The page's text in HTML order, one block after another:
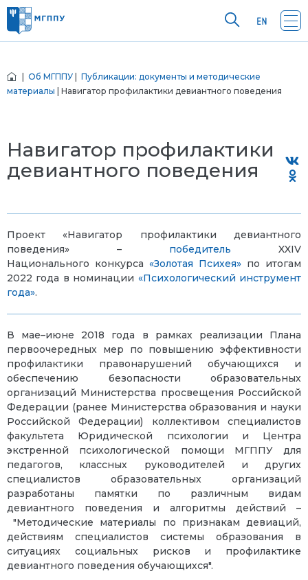
Об МГППУ
Публикации: документы и методические
материалы | Навигатор профилактики девиантного поведения
Навигатор профилактики
девиантного поведения
Проект «Навигатор профилактики девиантного
поведения» – победитель XXIV
Национального конкурса «Золотая Психея» по итогам
2022 года в номинации «Психологический инструмент
года».
В мае–июне 2018 года в рамках реализации Плана
первоочередных мер по повышению эффективности
профилактики правонарушений обучающихся и
обеспечению безопасности образовательных
организаций Министерства просвещения Российской
Федерации (ранее Министерства образования и науки
Российской Федерации) коллективом специалистов
факультета Юридической психологии и Центра
экстренной психологической помощи МГППУ для
педагогов, классных руководителей и других
специалистов образовательных организаций
разработаны памятки по различным видам
девиантного поведения и алгоритмы действий –
"Методические материалы по признакам девиаций,
действиям специалистов системы образования в
ситуациях социальных рисков и профилактике
девиантного поведения обучающихся".